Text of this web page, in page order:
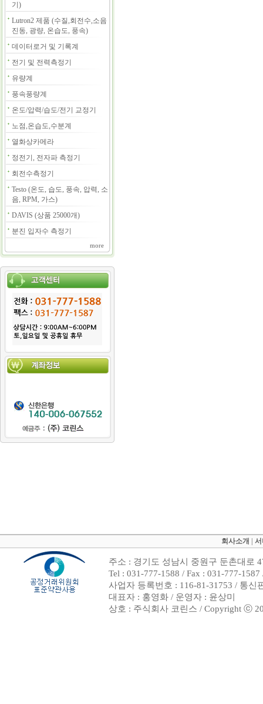
기)
Lutron2 제품 (수질,회전수,소음
진동, 광량, 온습도, 풍속)
데이터로거 및 기록계
전기 및 전력측정기
유량계
풍속풍량계
온도/압력/습도/전기 교정기
노점,온습도,수분계
열화상카메라
정전기, 전자파 측정기
회전수측정기
Testo (온도, 습도, 풍속, 압력, 소
음, RPM, 가스)
DAVIS (상품 25000개)
분진 입자수 측정기
more
회사소개
주소 : 경기도 성남시 중원구 둔촌대로
Tel : 031-777-1588 / Fax : 031-777-
사업자 등록번호 : 116-81-31753 / 통신
대표자 : 홍영화 / 운영자 : 윤상미
상호 : 주식회사 코린스 / Copyright ⓒ